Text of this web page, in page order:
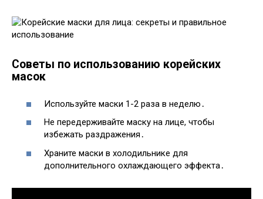
Советы по использованию корейских
масок
Используйте маски 1-2 раза в неделю․
Не передерживайте маску на лице, чтобы
избежать раздражения․
Храните маски в холодильнике для
дополнительного охлаждающего эффекта․